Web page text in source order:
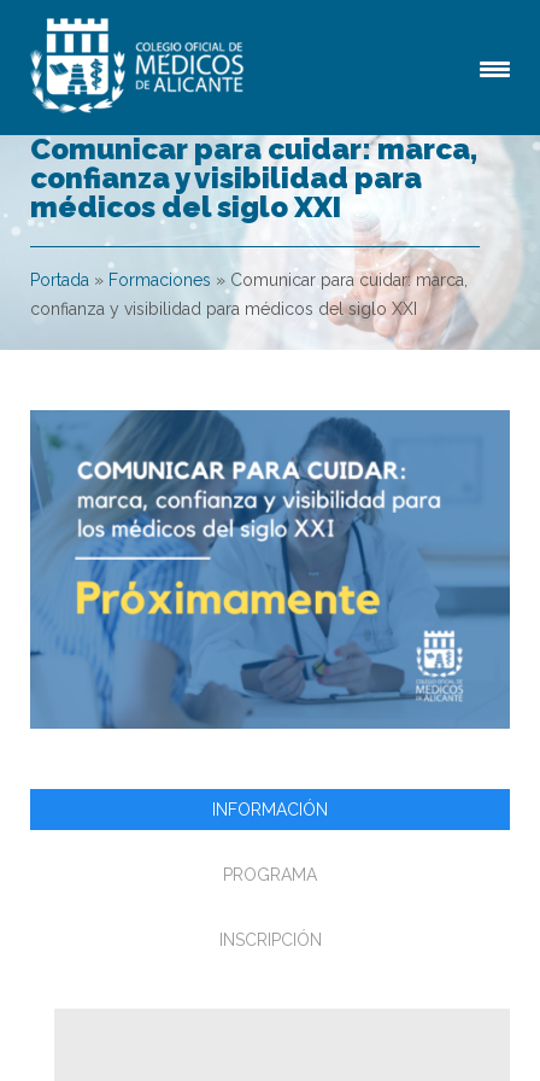
Comunicar para cuidar: marca,
confianza y visibilidad para
médicos del siglo XXI
Portada » Formaciones » Comunicar para cuidar: marca,
confianza y visibilidad para médicos del siglo XXI
INFORMACIÓN
PROGRAMA
INSCRIPCIÓN